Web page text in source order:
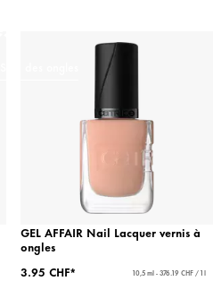
GEL AFFAIR Nail Lacquer vernis à
ongles
3.95 CHF*
10,5 ml - 376.19 CHF / 1 l